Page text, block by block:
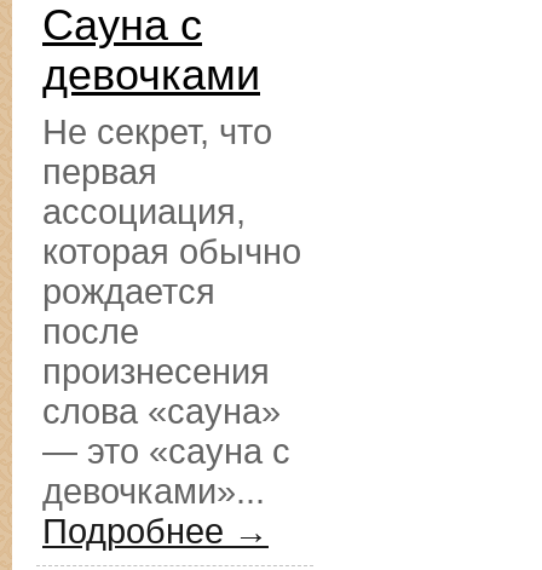
Сауна с
девочками
Не секрет, что
первая
ассоциация,
которая обычно
рождается
после
произнесения
слова «сауна»
— это «сауна с
девочками»...
Подробнее →